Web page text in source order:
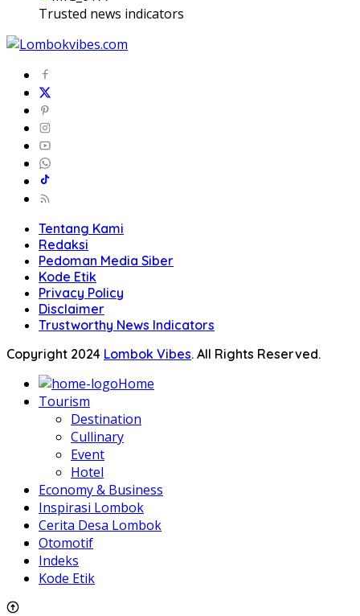
Trusted news indicators
Tentang Kami
Redaksi
Pedoman Media Siber
Kode Etik
Privacy Policy
Disclaimer
Trustworthy News Indicators
Copyright 2024 Lombok Vibes. All Rights Reserved.
Home
Tourism
Destination
Cullinary
Event
Hotel
Economy & Business
Inspirasi Lombok
Cerita Desa Lombok
Otomotif
Indeks
Kode Etik